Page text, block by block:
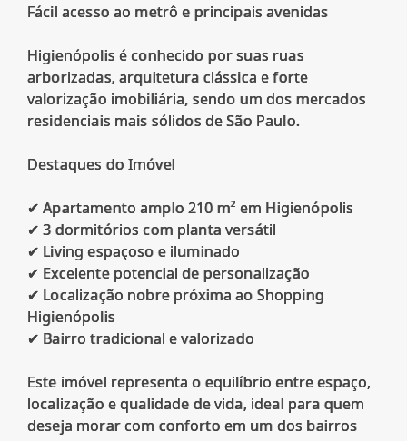
Fácil acesso ao metrô e principais avenidas
Higienópolis é conhecido por suas ruas
arborizadas, arquitetura clássica e forte
valorização imobiliária, sendo um dos mercados
residenciais mais sólidos de São Paulo.
Destaques do Imóvel
✔ Apartamento amplo 210 m² em Higienópolis
✔ 3 dormitórios com planta versátil
✔ Living espaçoso e iluminado
✔ Excelente potencial de personalização
✔ Localização nobre próxima ao Shopping
Higienópolis
✔ Bairro tradicional e valorizado
Este imóvel representa o equilíbrio entre espaço,
localização e qualidade de vida, ideal para quem
deseja morar com conforto em um dos bairros